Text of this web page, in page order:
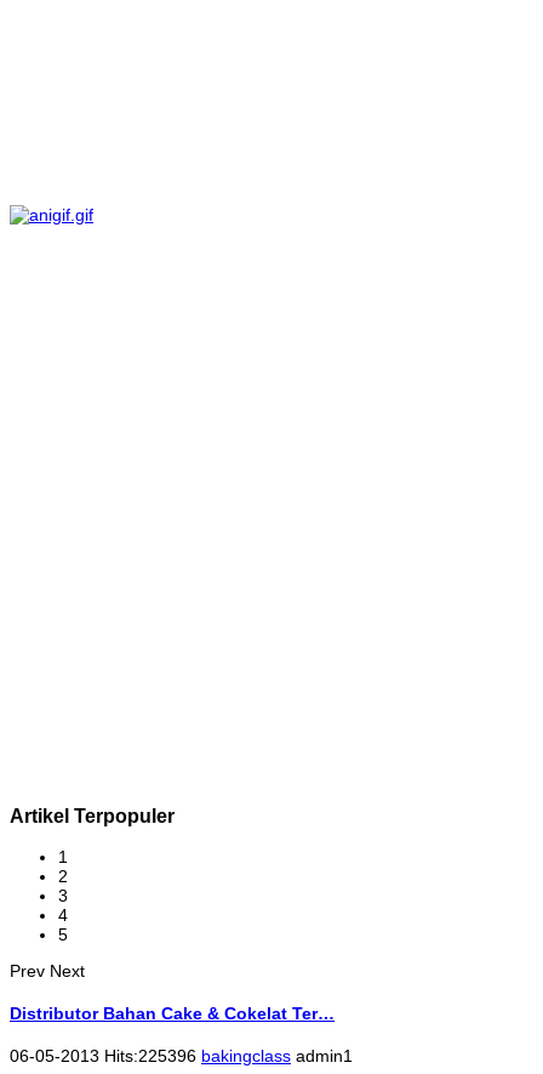
Artikel Terpopuler
1
2
3
4
5
Prev Next
Distributor Bahan Cake & Cokelat Ter…
06-05-2013 Hits:225396 bakingclass admin1